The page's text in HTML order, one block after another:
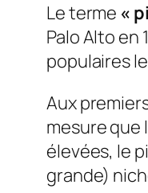
Le terme «
Palo Alto en
populaires
Aux
mesure que
élevées, le
grande)